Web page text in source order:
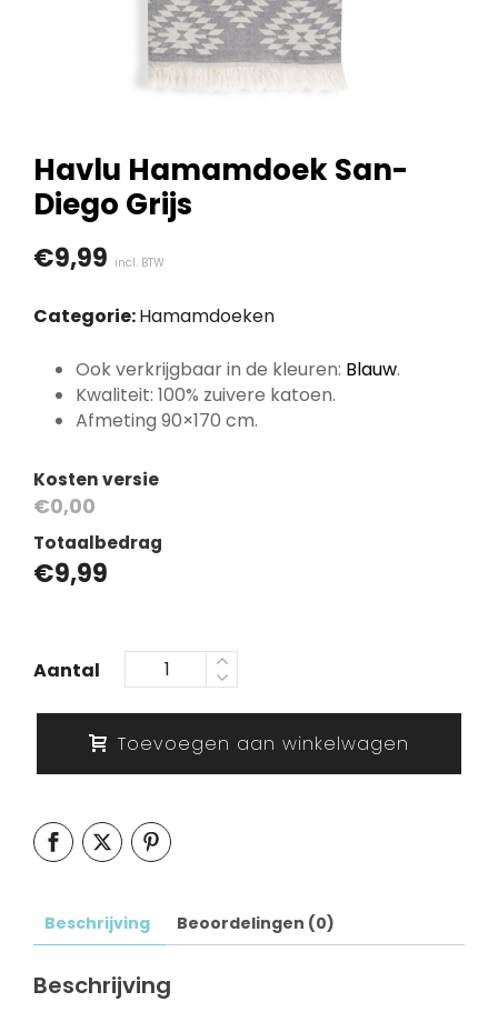
Havlu Hamamdoek San-
Diego Grijs
€9,99 incl. BTW
Categorie:Hamamdoeken
Ook verkrijgbaar in de kleuren: Blauw.
Kwaliteit: 100% zuivere katoen.
Afmeting 90×170 cm.
Kosten versie
€0,00
Totaalbedrag
€9,99
Aantal
Toevoegen aan winkelwagen
Beschrijving Beoordelingen (0)
Beschrijving